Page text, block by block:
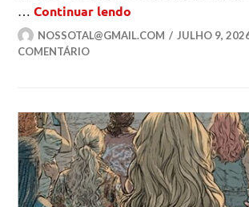
…Continuar lendo
NOSSOTAL@GMAIL.COM JULHO 9,
COMENTÁRIO